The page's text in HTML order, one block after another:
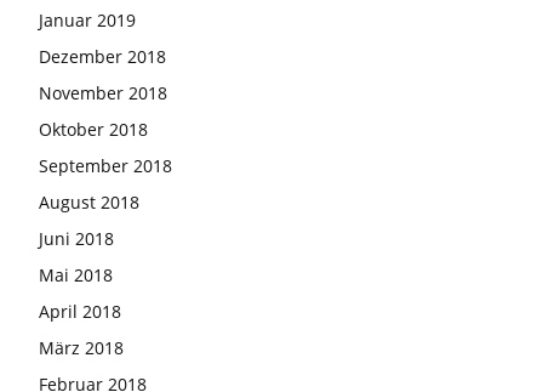
Januar 2019
Dezember 2018
November 2018
Oktober 2018
September 2018
August 2018
Juni 2018
Mai 2018
April 2018
März 2018
Februar 2018